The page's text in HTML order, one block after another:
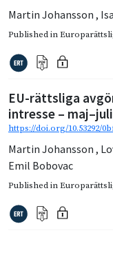
Martin Johansson ,
Published in
EU-rättsliga
intresse –
https://doi.org/10.53292/
Martin Johansson ,
Emil Bobovac
Published in